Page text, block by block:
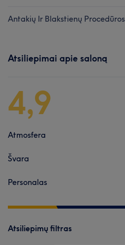
Antakių Ir Blakstienų Procedūros
Atsiliepimai apie saloną
4,9
Atmosfera
Švara
Personalas
Atsiliepimų filtras